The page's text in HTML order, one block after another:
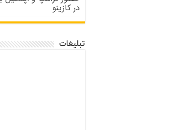
در کازینو
تبلیغات